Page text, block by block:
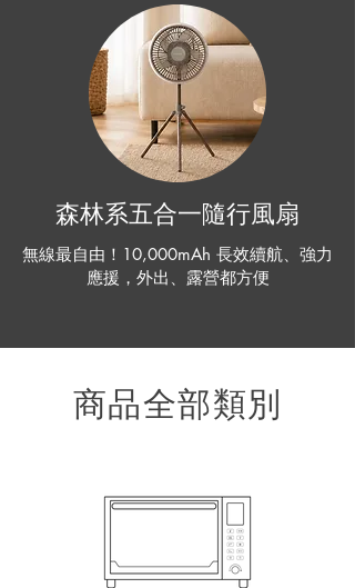
森林系五合一隨行風扇
無線最自由！10,000mAh 長效續航、強力
應援，外出、露營都方便
​商品全部類別